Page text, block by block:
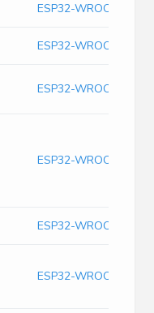
ESP32-WROOM-32E
ESP32-WROOM-32E-
ESP32-WROOM-32E-
ESP32-WROOM-32E-
ESP32-WROOM-32E-
ESP32-WROOM-32E-